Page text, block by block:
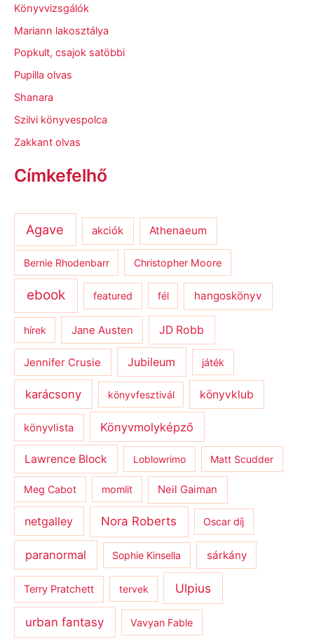
Könyvvizsgálók
Mariann lakosztálya
Popkult, csajok satöbbi
Pupilla olvas
Shanara
Szilvi könyvespolca
Zakkant olvas
Címkefelhő
Agave akciók Athenaeum
Bernie Rhodenbarr Christopher Moore
ebook featured fél hangoskönyv
hírek Jane Austen JD Robb
Jennifer Crusie Jubileum játék
karácsony könyvfesztivál könyvklub
könyvlista Könyvmolyképző
Lawrence Block Loblowrimo Matt Scudder
Meg Cabot momlit Neil Gaiman
netgalley Nora Roberts Oscar díj
paranormal Sophie Kinsella sárkány
Terry Pratchett tervek Ulpius
urban fantasy Vavyan Fable